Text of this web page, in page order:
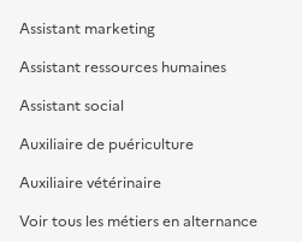
Assistant marketing
Assistant ressources humaines
Assistant social
Auxiliaire de puériculture
Auxiliaire vétérinaire
Voir tous les métiers en alternance